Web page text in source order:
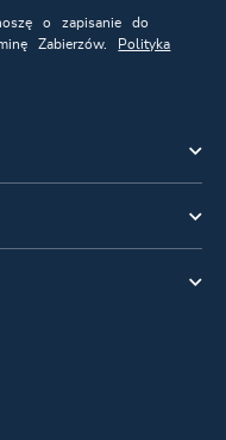
o zapisanie do
Zabierzów.
Polityka